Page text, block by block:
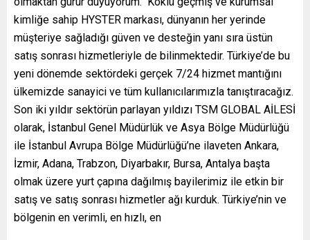
kimliğe sahip HYSTER markası, dünyanın her yerinde
müşteriye sağladığı güven ve desteğin yanı sıra üstün
satış sonrası hizmetleriyle de bilinmektedir. Türkiye’de bu
yeni dönemde sektördeki gerçek 7/24 hizmet mantığını
ülkemizde sanayici ve tüm kullanıcılarımızla tanıştıracağız.
Son iki yıldır sektörün parlayan yıldızı TSM GLOBAL AİLESİ
olarak, İstanbul Genel Müdürlük ve Asya Bölge Müdürlüğü
ile İstanbul Avrupa Bölge Müdürlüğü’ne ilaveten Ankara,
İzmir, Adana, Trabzon, Diyarbakır, Bursa, Antalya başta
olmak üzere yurt çapına dağılmış bayilerimiz ile etkin bir
satış ve satış sonrası hizmetler ağı kurduk. Türkiye’nin ve
bölgenin en verimli, en hızlı, en